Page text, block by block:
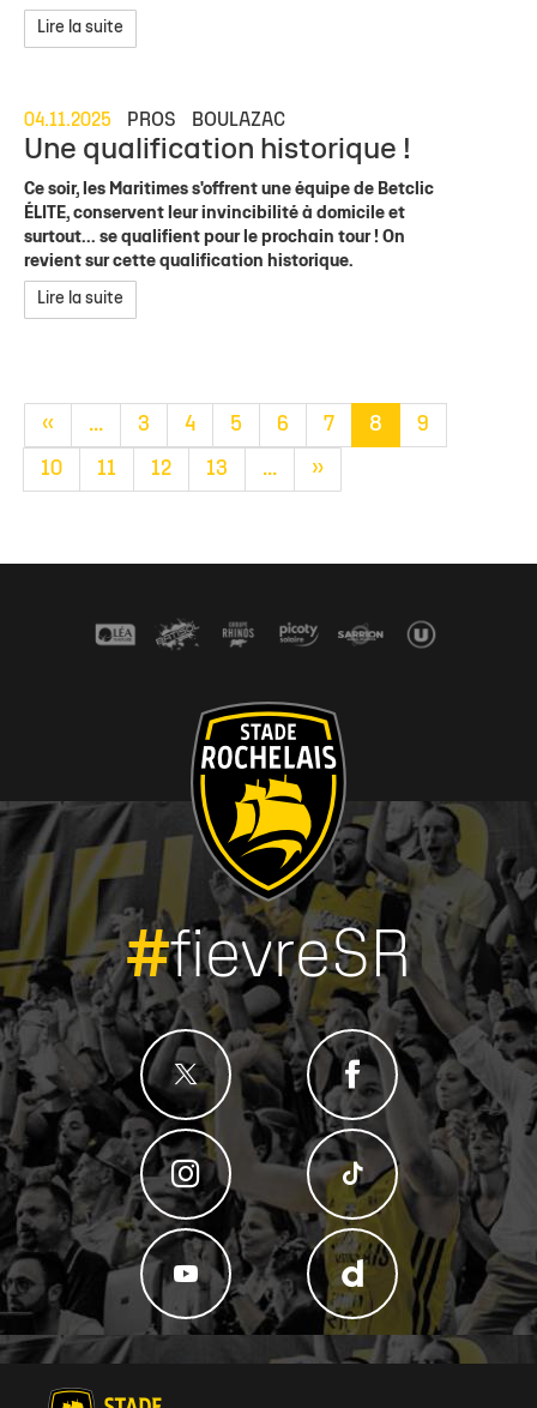
Lire la suite
04.11.2025 PROS BOULAZAC
Une qualification historique !
Ce soir, les Maritimes s'offrent une équipe de Betclic
ÉLITE, conservent leur invincibilité à domicile et
surtout... se qualifient pour le prochain tour ! On
revient sur cette qualification historique.
Lire la suite
« ... 3 4 5 6 7 8 9
10 11 12 13 ... »
#fievreSR